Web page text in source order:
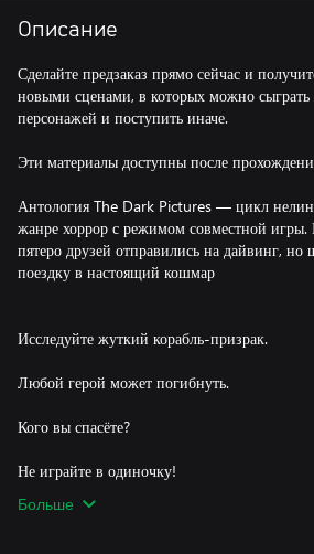
Описание
Сделайте предзаказ прямо сейчас и
новыми сценами, в которых можно сыграть
персонажей и поступить иначе.
Эти материалы доступны после
Антология The Dark Pictures — цикл
жанре хоррор с режимом совместной
пятеро друзей отправились на дайвинг,
поездку в настоящий кошмар
Исследуйте жуткий корабль-призрак.
Любой герой может погибнуть.
Кого вы спасёте?
Не играйте в одиночку!
Больше